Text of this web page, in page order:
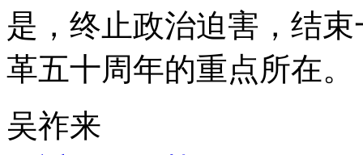
是，终止政治迫害，结
革五十周年的重点所在。
吴祚来